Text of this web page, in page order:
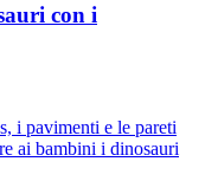
con i
i pavimenti e le pareti
ai bambini i dinosauri